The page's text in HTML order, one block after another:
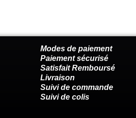
Modes de paiement
Paiement sécurisé
Satisfait Remboursé
Livraison
Suivi de commande
Suivi de colis